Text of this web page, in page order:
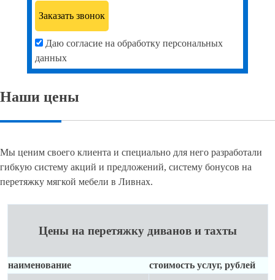
Даю согласие на обработку персональных
данных
Наши цены
Мы ценим своего клиента и специально для него разработали
гибкую систему акций и предложений, систему бонусов на
перетяжку мягкой мебели в Ливнах.
Цены на перетяжку диванов и тахты
наименование стоимость услуг, рублей